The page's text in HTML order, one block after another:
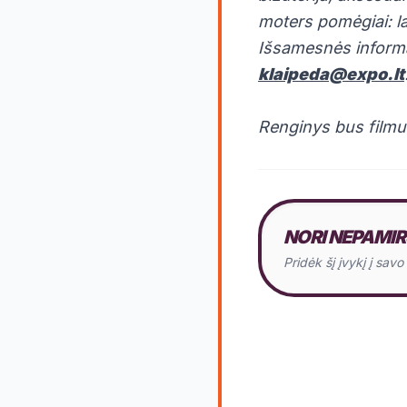
moters pomėgiai:
Išsamesnės
klaipeda@expo.lt
Renginys bus
NORI
Pridėk šį įvykį į